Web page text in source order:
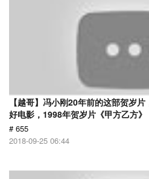
【越哥】冯小刚20年前的这部贺岁
好电影，1998年贺岁片《甲方乙方》
# 655
2018-09-25 06:44